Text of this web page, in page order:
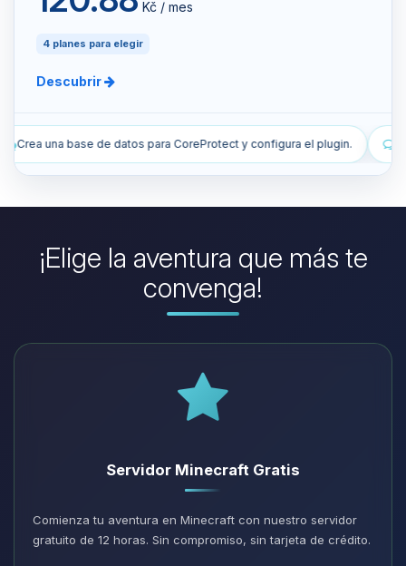
Kč / mes
4 planes para elegir
Descubrir
y configura el plugin. Instala plugins para mejorar mi
¡Elige la aventura que más te
convenga!
Servidor Minecraft Gratis
Comienza tu aventura en Minecraft con nuestro servidor
gratuito de 12 horas. Sin compromiso, sin tarjeta de crédito.